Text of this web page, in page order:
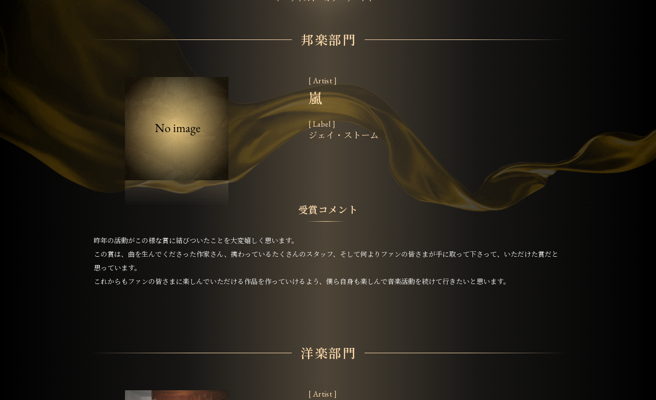
邦楽部門
[ Artist ]
嵐
[ Label ]
ジェイ・ストーム
受賞コメント
昨年の活動がこの様な賞に結びついたことを大変嬉しく思います。
この賞は、曲を生んでくださった作家さん、携わっているたくさんのスタッフ、そして何よりファンの皆さまが手に取って下さって、いただけた賞だと
思っています。
これからもファンの皆さまに楽しんでいただける作品を作っていけるよう、僕ら自身も楽しんで音楽活動を続けて行きたいと思います。
洋楽部門
[ Artist ]